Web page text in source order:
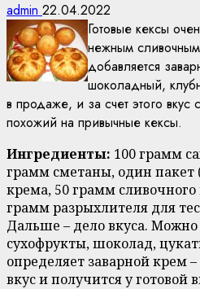
admin 22.04.2022
Готовые кексы
нежным
добавляется
шоколадный,
в продаже, и за счет этого
похожий на привычные кексы.
Ингредиенты: 100 грамм
грамм сметаны, один пакет
крема, 50 грамм
грамм разрыхлителя для
Дальше – дело вкуса.
сухофрукты, шоколад,
определяет заварной крем
вкус и получится у готовой